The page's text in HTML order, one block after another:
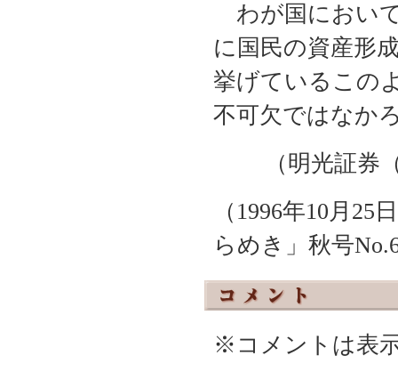
わが国におい
に国民の資産形
挙げているこの
不可欠ではなか
（明光証
（1996年10月
らめき」秋号
※コメントは表